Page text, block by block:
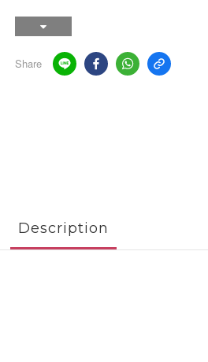
Share
Description